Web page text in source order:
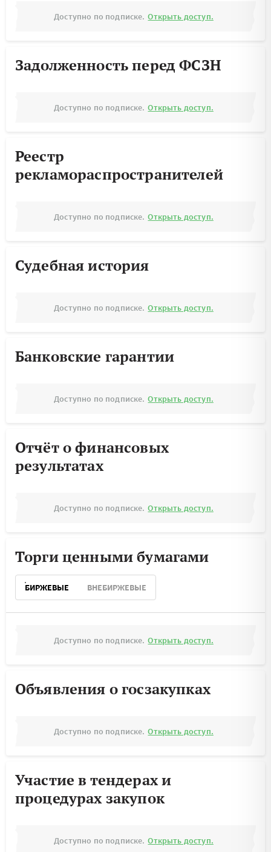
Доступно по подписке. Открыть доступ.
Задолженность перед ФСЗН
Доступно по подписке. Открыть доступ.
Реестр
рекламораспространителей
Доступно по подписке. Открыть доступ.
Судебная история
Доступно по подписке. Открыть доступ.
Банковские гарантии
Доступно по подписке. Открыть доступ.
Отчёт о финансовых
результатах
Доступно по подписке. Открыть доступ.
Торги ценными бумагами
БИРЖЕВЫЕ ВНЕБИРЖЕВЫЕ
Доступно по подписке. Открыть доступ.
Объявления о госзакупках
Доступно по подписке. Открыть доступ.
Участие в тендерах и
процедурах закупок
Доступно по подписке. Открыть доступ.